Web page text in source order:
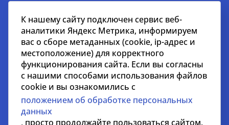
lead@nikoliers-global.com
© nikoliers.ru 1994 - 2026
Все права защищены
Информация, представленная на странице, носит
информативный характер и не является
распространителем рекламных материалов
К нашему сайту подключен сервис веб-
аналитики Яндекс Метрика, информируем
вас о сборе метаданных (cookie, ip-адрес и
местоположение) для корректного
функционирования сайта. Если вы согласны
с нашими способами использования файлов
cookie и вы ознакомились с
положением об обработке персональных
данных
, просто продолжайте пользоваться сайтом.